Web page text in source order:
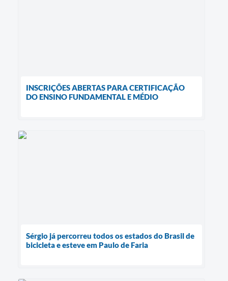
INSCRIÇÕES ABERTAS PARA CERTIFICAÇÃO
DO ENSINO FUNDAMENTAL E MÉDIO
Sérgio já percorreu todos os estados do Brasil de
bicicleta e esteve em Paulo de Faria